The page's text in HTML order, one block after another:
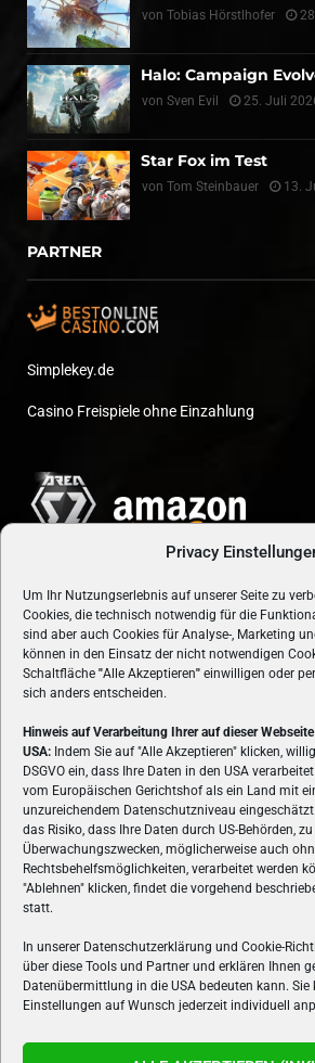
Privacy
Um Ihr Nutzungserlebnis auf unserer Seite zu
Cookies, die technisch notwendig für die
sind aber auch Cookies für Analyse-, Marketing
können in den Einsatz der nicht notwendigen
Schaltfläche "Alle Akzeptieren" einwilligen oder
sich anders entscheiden.
Hinweis auf Verarbeitung Ihrer auf dieser
USA: Indem Sie auf "Alle Akzeptieren" klicken,
DSGVO ein, dass Ihre Daten in den USA
vom Europäischen Gerichtshof als ein Land mit
unzureichendem Datenschutzniveau
das Risiko, dass Ihre Daten durch US-Behörden,
Überwachungszwecken, möglicherweise auch
Rechtsbehelfsmöglichkeiten, verarbeitet werden
"Ablehnen" klicken, findet die vorgehend
statt.
In unserer Datenschutzerklärung und Cookie-
über diese Tools und Partner und erklären Ihnen
Datenübermittlung in die USA bedeuten kann.
Einstellungen auf Wunsch jederzeit individuell
von Tobias Hörstlhofer
Halo: Campaign
von Sven Evil 25. Juli
Star Fox im Test
von Tom Steinbauer 13.
PARTNER
Simplekey.de
Casino Freispiele ohne Einzahlung
ÜBER UNS
VON GAMERN, FÜR GAMER! Gamers.at
Spielemagazin Österreichs und bringt
Reviews und Videos zu PC- und
Hardware und aus der Welt
FOLGE UNS